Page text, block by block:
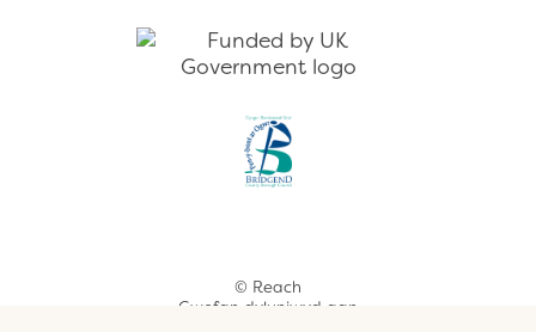
© Reach
Gwefan dyluniwyd gan